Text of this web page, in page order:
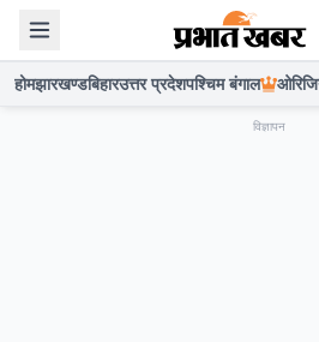
होमझारखण्डबिहारउत्तर प्रदेशपश्चिम बंगाल
विज्ञापन